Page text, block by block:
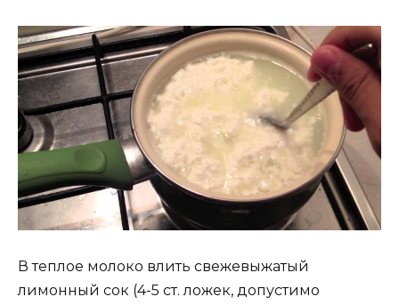
В теплое молоко влить свежевыжатый
лимонный сок (4-5 ст. ложек, допустимо